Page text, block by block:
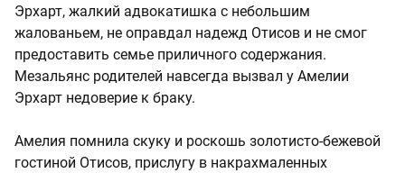
Эрхарт, жалкий адвокатишка с небольшим
жалованьем, не оправдал надежд Отисов и не смог
предоставить семье приличного содержания.
Мезальянс родителей навсегда вызвал у Амелии
Эрхарт недоверие к браку.
Амелия помнила скуку и роскошь золотисто-бежевой
гостиной Отисов, прислугу в накрахмаленных